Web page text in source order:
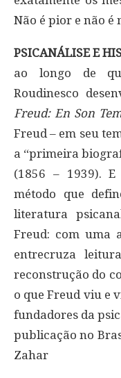
Não é pior e não é
PSICANÁLISE E
ao longo de
Roudinesco
Freud: En Son
Freud – em seu
a “primeira
(1856 – 1939).
método que
literatura
Freud: com uma
entrecruza
reconstrução do
o que Freud viu e
fundadores da
publicação no
Zahar